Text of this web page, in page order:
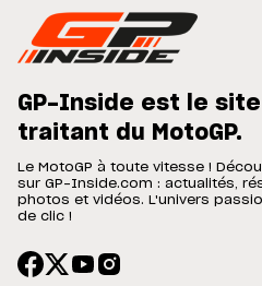
GP-Inside est le site
traitant du MotoGP.
Le MotoGP à toute vitesse !
sur GP-Inside.com : actualités,
photos et vidéos. L'univers
de clic !